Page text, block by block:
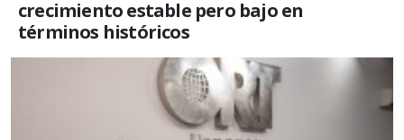
crecimiento estable pero bajo en
términos históricos